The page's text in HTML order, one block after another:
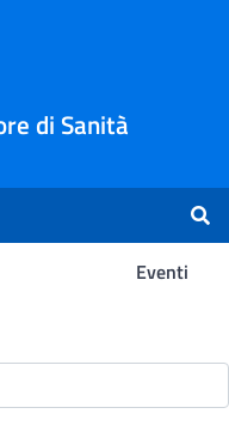
di Sanità
Eventi
-